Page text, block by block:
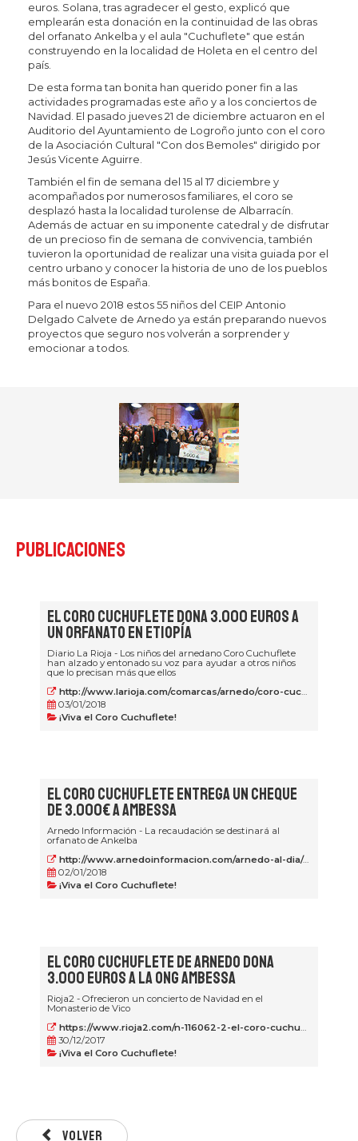
euros. Solana, tras agradecer el gesto, explicó que
emplearán esta donación en la continuidad de las obras
del orfanato Ankelba y el aula "Cuchuflete" que están
construyendo en la localidad de Holeta en el centro del
país.
De esta forma tan bonita han querido poner fin a las
actividades programadas este año y a los conciertos de
Navidad. El pasado jueves 21 de diciembre actuaron en el
Auditorio del Ayuntamiento de Logroño junto con el coro
de la Asociación Cultural "Con dos Bemoles" dirigido por
Jesús Vicente Aguirre.
También el fin de semana del 15 al 17 diciembre y
acompañados por numerosos familiares, el coro se
desplazó hasta la localidad turolense de Albarracín.
Además de actuar en su imponente catedral y de disfrutar
de un precioso fin de semana de convivencia, también
tuvieron la oportunidad de realizar una visita guiada por el
centro urbano y conocer la historia de uno de los pueblos
más bonitos de España.
Para el nuevo 2018 estos 55 niños del CEIP Antonio
Delgado Calvete de Arnedo ya están preparando nuevos
proyectos que seguro nos volverán a sorprender y
emocionar a todos.
Publicaciones
El Coro Cuchuflete dona 3.000 euros a
un orfanato en Etiopía
Diario La Rioja - Los niños del arnedano Coro Cuchuflete
han alzado y entonado su voz para ayudar a otros niños
que lo precisan más que ellos
http://www.larioja.com/comarcas/arnedo/coro-cuchuflete-dona-20180103002152-ntvo.html
03/01/2018
¡Viva el Coro Cuchuflete!
El Coro Cuchuflete entrega un cheque
de 3.000€ a Ambessa
Arnedo Información - La recaudación se destinará al
orfanato de Ankelba
http://www.arnedoinformacion.com/arnedo-al-dia/asociaciones/asociaciones/coro-cuchuflete-cheque-tres-mil-euros
02/01/2018
¡Viva el Coro Cuchuflete!
El Coro Cuchuflete de Arnedo dona
3.000 euros a la ONG Ambessa
Rioja2 - Ofrecieron un concierto de Navidad en el
Monasterio de Vico
https://www.rioja2.com/n-116062-2-el-coro-cuchuflete-de-arnedo-dona-3000-euros-a-la-ong-ambessa/
30/12/2017
¡Viva el Coro Cuchuflete!
Volver